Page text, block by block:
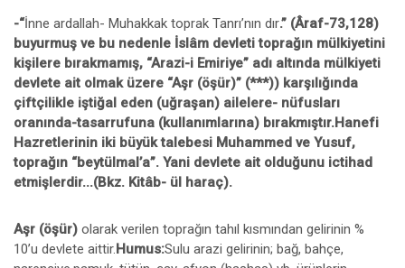
-“İnne ardallah- Muhakkak toprak Tanrı’nın dır.” (Âraf-73,128)
buyurmuş ve bu nedenle İslâm devleti toprağın mülkiyetini
kişilere bırakmamış, “Arazi-i Emiriye” adı altında mülkiyeti
devlete ait olmak üzere “Aşr (öşür)” (***)) karşılığında
çiftçilikle iştiğal eden (uğraşan) ailelere- nüfusları
oranında-tasarrufuna (kullanımlarına) bırakmıştır.Hanefi
Hazretlerinin iki büyük talebesi Muhammed ve Yusuf,
toprağın “beytülmal’a”. Yani devlete ait olduğunu ictihad
etmişlerdir...(Bkz. Kitâb- ül haraç).
Aşr (öşür) olarak verilen toprağın tahıl kısmından gelirinin %
10’u devlete aittir.Humus:Sulu arazi gelirinin; bağ, bahçe,